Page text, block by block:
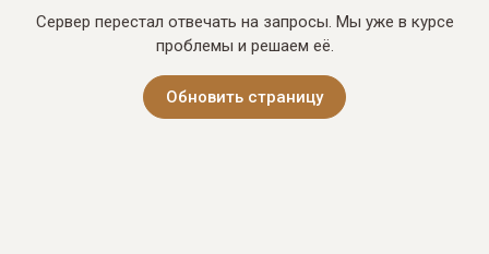
Сервер перестал отвечать на запросы. Мы уже в курсе
проблемы и решаем её.
Обновить страницу